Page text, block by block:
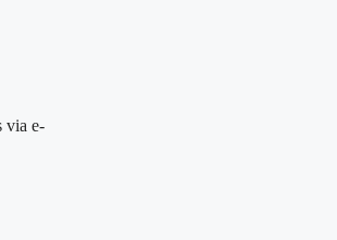
via e-